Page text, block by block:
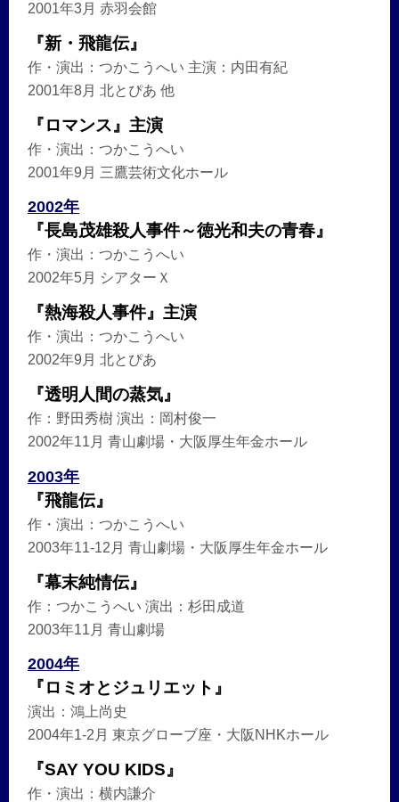
2001年3月 赤羽会館
『新・飛龍伝』
作・演出：つかこうへい 主演：内田有紀
2001年8月 北とぴあ 他
『ロマンス』主演
作・演出：つかこうへい
2001年9月 三鷹芸術文化ホール
2002年
『長島茂雄殺人事件～徳光和夫の青春』
作・演出：つかこうへい
2002年5月 シアターＸ
『熱海殺人事件』主演
作・演出：つかこうへい
2002年9月 北とぴあ
『透明人間の蒸気』
作：野田秀樹 演出：岡村俊一
2002年11月 青山劇場・大阪厚生年金ホール
2003年
『飛龍伝』
作・演出：つかこうへい
2003年11-12月 青山劇場・大阪厚生年金ホール
『幕末純情伝』
作：つかこうへい 演出：杉田成道
2003年11月 青山劇場
2004年
『ロミオとジュリエット』
演出：鴻上尚史
2004年1-2月 東京グローブ座・大阪NHKホール
『SAY YOU KIDS』
作・演出：横内謙介